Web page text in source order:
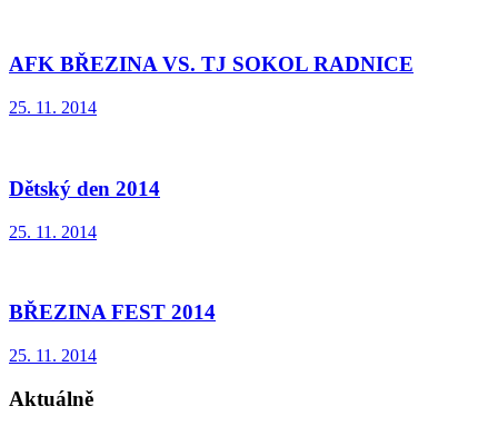
AFK BŘEZINA VS. TJ SOKOL RADNICE
25. 11. 2014
Dětský den 2014
25. 11. 2014
BŘEZINA FEST 2014
25. 11. 2014
Aktuálně